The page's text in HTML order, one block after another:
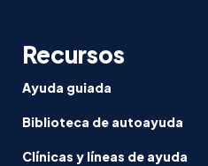
Recursos
Ayuda guiada
Biblioteca de autoayuda
Clínicas y líneas de ayuda